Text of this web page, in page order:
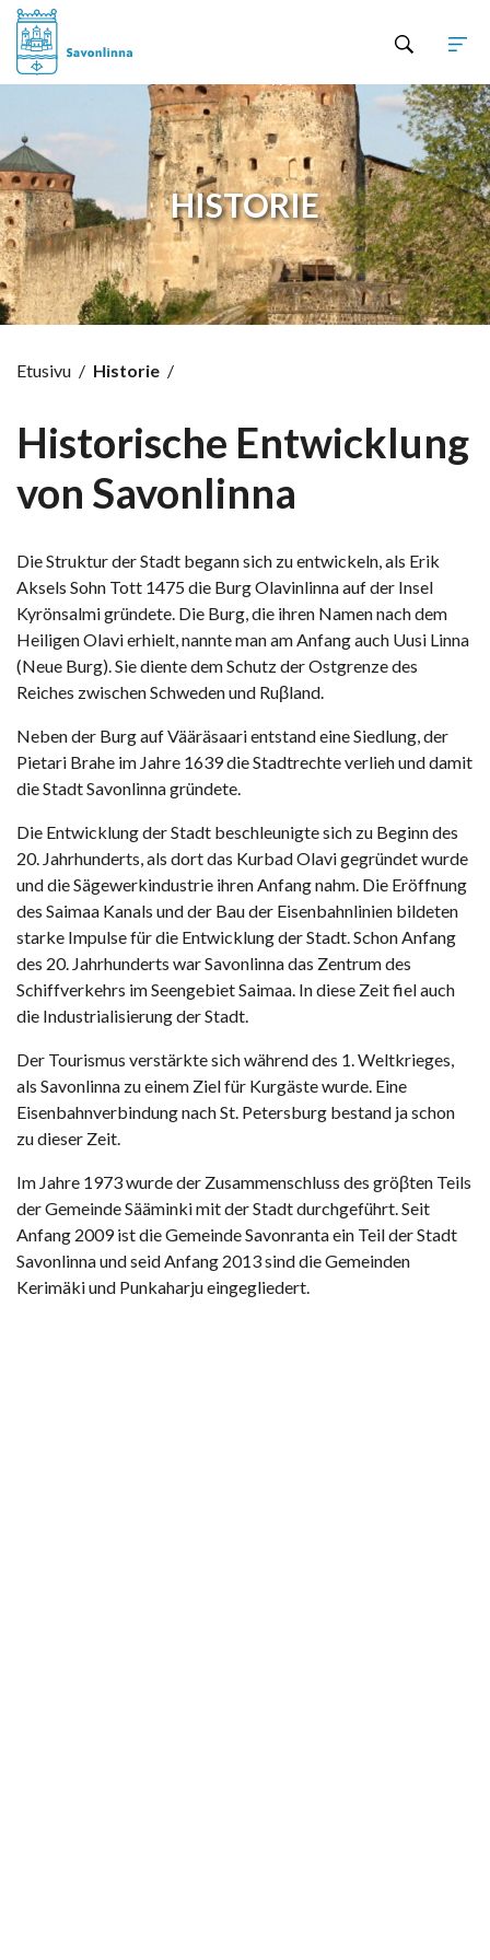
HISTORIE
Etusivu / Historie /
Historische Entwicklung
von Savonlinna
Die Struktur der Stadt begann sich zu entwickeln, als Erik
Aksels Sohn Tott 1475 die Burg Olavinlinna auf der Insel
Kyrönsalmi gründete. Die Burg, die ihren Namen nach dem
Heiligen Olavi erhielt, nannte man am Anfang auch Uusi Linna
(Neue Burg). Sie diente dem Schutz der Ostgrenze des
Reiches zwischen Schweden und Ruβland.
Neben der Burg auf Vääräsaari entstand eine Siedlung, der
Pietari Brahe im Jahre 1639 die Stadtrechte verlieh und damit
die Stadt Savonlinna gründete.
Die Entwicklung der Stadt beschleunigte sich zu Beginn des
20. Jahrhunderts, als dort das Kurbad Olavi gegründet wurde
und die Sägewerkindustrie ihren Anfang nahm. Die Eröffnung
des Saimaa Kanals und der Bau der Eisenbahnlinien bildeten
starke Impulse für die Entwicklung der Stadt. Schon Anfang
des 20. Jahrhunderts war Savonlinna das Zentrum des
Schiffverkehrs im Seengebiet Saimaa. In diese Zeit fiel auch
die Industrialisierung der Stadt.
Der Tourismus verstärkte sich während des 1. Weltkrieges,
als Savonlinna zu einem Ziel für Kurgäste wurde. Eine
Eisenbahnverbindung nach St. Petersburg bestand ja schon
zu dieser Zeit.
Im Jahre 1973 wurde der Zusammenschluss des gröβten Teils
der Gemeinde Sääminki mit der Stadt durchgeführt. Seit
Anfang 2009 ist die Gemeinde Savonranta ein Teil der Stadt
Savonlinna und seid Anfang 2013 sind die Gemeinden
Kerimäki und Punkaharju eingegliedert.